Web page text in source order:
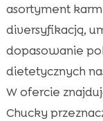
asortyment
diversyfikacją,
dopasowanie
dietetycznych
W ofercie
Chucky